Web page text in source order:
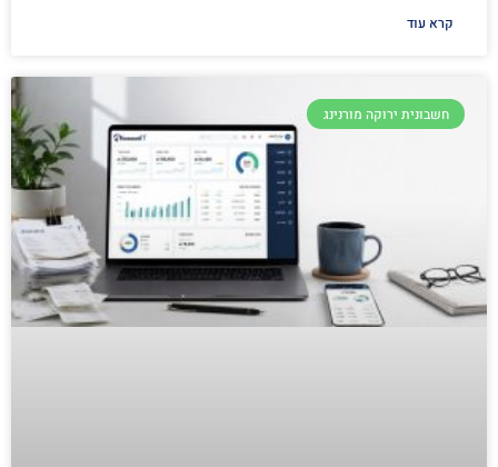
קרא עוד
חשבונית ירוקה מורנינג